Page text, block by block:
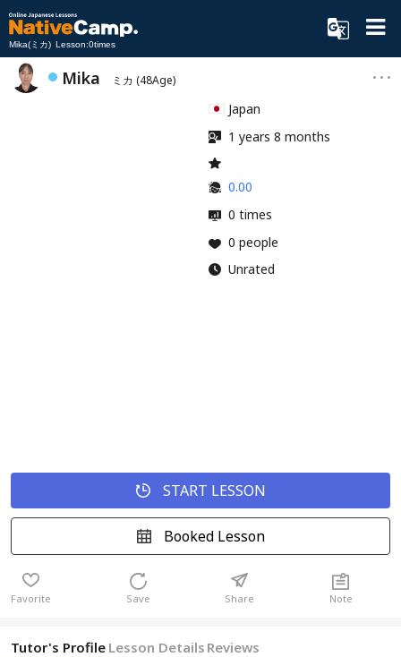
Mika(ミカ) Lesson:0times
Mika ミカ (48Age)
Japan
1 years 8 months
0.00
0 times
0 people
Unrated
START LESSON
Booked Lesson
Favorite Save Share Note
Tutor's Profile Lesson Details Reviews